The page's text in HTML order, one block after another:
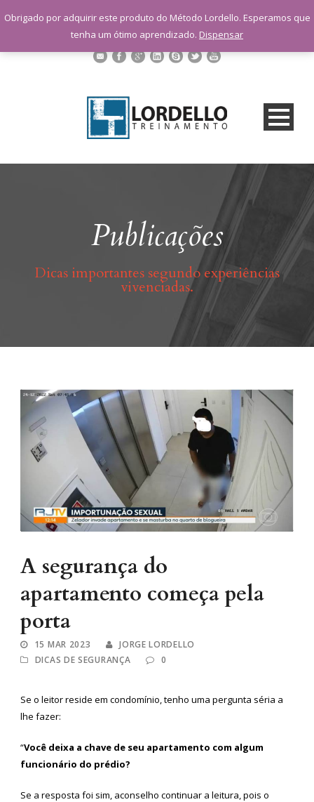
sac@lordellotreinamento.com.br
+55 11 9 1398-3091
Publicações
Dicas importantes segundo experiências
vivenciadas.
A segurança do
apartamento começa pela
porta
15 MAR 2023
JORGE LORDELLO
DICAS DE SEGURANÇA
0
Se o leitor reside em condomínio, tenho uma pergunta séria a
lhe fazer:
“Você deixa a chave de seu apartamento com algum
funcionário do prédio?
Se a resposta foi sim, aconselho continuar a leitura, pois o
Obrigado por adquirir este produto do Método Lordello. Esperamos que
tenha um ótimo aprendizado. Dispensar